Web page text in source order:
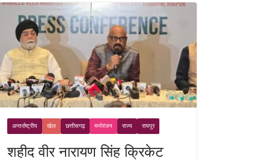
अन्तर्राष्ट्रीय खेल छत्तीसगढ़ मनोरंजन राज्य रायपुर
शहीद वीर नारायण सिंह क्रिकेट